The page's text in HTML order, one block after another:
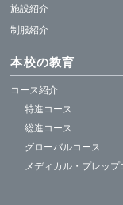
施設紹介
制服紹介
本校の教育
コース紹介
特進コース
総進コース
グローバルコース
メディカル・プレップ